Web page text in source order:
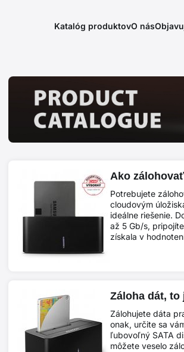
Katalóg produktovO nás
Ako
Potrebujete
cloudovým
ideálne riešenie.
až 5 Gb/s,
získala v
Záloha dát, to
Zálohujete dáta
onak, určite sa
ľubovoľný SATA
môžete veselo